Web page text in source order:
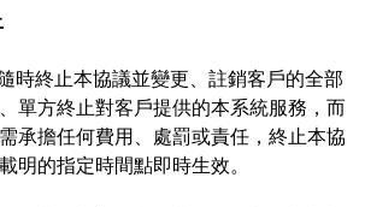
時終止本協議並變更、註銷客戶的全部
單方終止對客戶提供的本系統服務，而
承擔任何費用、處罰或責任，終止本協
明的指定時間點即時生效。